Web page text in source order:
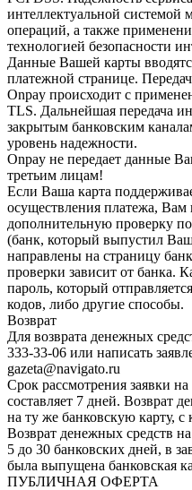
интеллектуальной
операций, а также
технологией безопасности
Данные Вашей карты
платежной странице.
Onpay происходит с
TLS. Дальнейшая передача
закрытым банковским
уровень надежности.
Onpay не передает данные
третьим лицам!
Если Ваша карта
осуществления платежа, Вам
дополнительную проверку
(банк, который выпустил
направлены на страницу
проверки зависит от банка.
пароль, который
кодов, либо другие способы.
Возврат
Для возврата денежных
333-33-06 или написать
gazeta@navigato.ru
Срок рассмотрения заявки
составляет 7 дней. Возврат
на ту же банковскую карту, с
Возврат денежных средств
5 до 30 банковских дней, в
была выпущена банковская
ПУБЛИЧНАЯ ОФЕРТА